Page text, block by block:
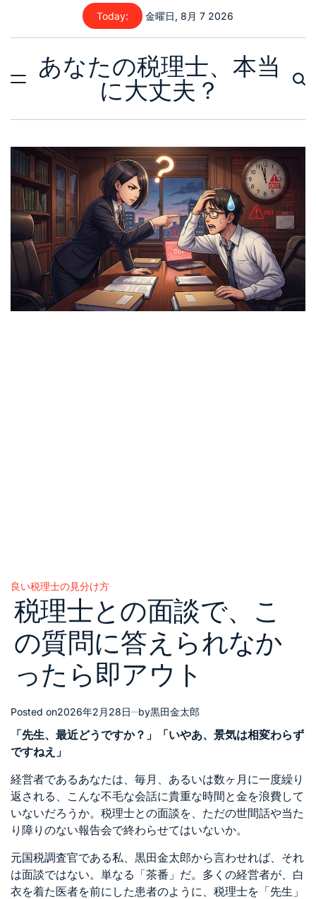
content
Today: 金曜日, 8月 7 2026
あなたの税理士、本当
に大丈夫？
Posted
in
良い税理士の見分け方
税理士との面談で、こ
の質問に答えられなか
ったら即アウト
Posted on2026年2月28日 by黒田金太郎
「先生、最近どうですか？」「いやあ、景気は相変わらず
ですねえ」
経営者であるあなたは、毎月、あるいは数ヶ月に一度繰り
返される、こんな不毛な会話に貴重な時間と金を浪費して
いないだろうか。税理士との面談を、ただの世間話や当た
り障りのない報告会で終わらせてはいないか。
元国税調査官である私、黒田金太郎から言わせれば、それ
は面談ではない。単なる「茶番」だ。多くの経営者が、白
衣を着た医者を前にした患者のように、税理士を「先生」